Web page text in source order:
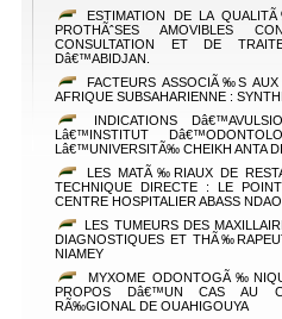
ESTIMATION DE LA
PROTHÃˆSES AMOVIBLES
CONSULTATION ET DE
Dâ€™ABIDJAN.
FACTEURS ASSOCIÃ‰S
AFRIQUE SUBSAHARIENNE :
INDICATIONS
Lâ€™INSTITUT
Lâ€™UNIVERSITÃ‰ CHEIKH ANTA
LES MATÃ‰RIAUX DE
TECHNIQUE DIRECTE : LE
CENTRE HOSPITALIER ABASS
LES TUMEURS DES
DIAGNOSTIQUES ET
NIAMEY
MYXOME
PROPOS Dâ€™UN CAS AU
RÃ‰GIONAL DE OUAHIGOUYA